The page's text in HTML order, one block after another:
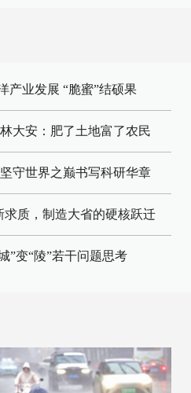
产业发展 “脆蜜”结硕果
大安：肥了土地富了农民
坚守世界之巅书写科研华章
求质，制造大省的硬核跃迁
”变“陵”若干问题思考